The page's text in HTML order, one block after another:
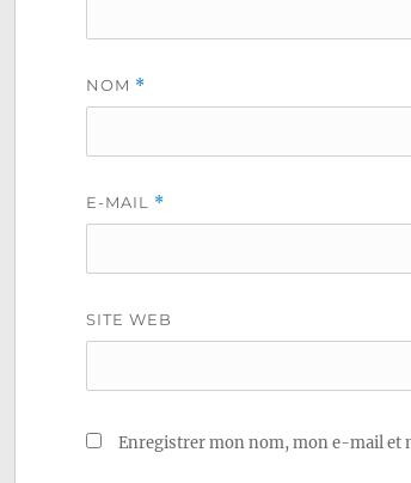
NOM *
E-MAIL *
SITE WEB
Enregistrer mon nom, mon e-mail et